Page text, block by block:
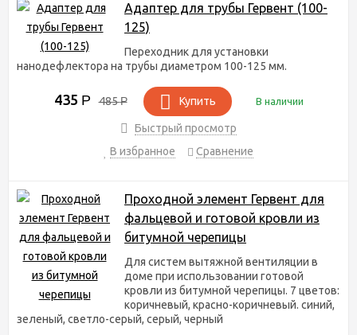
Адаптер для трубы Гервент (100-
125)
Переходник для установки
нанодефлектора на трубы диаметром 100-125 мм.
435 Р 485Р Купить В наличии
Быстрый просмотр
В избранное
Сравнение
Проходной элемент Гервент для
фальцевой и готовой кровли из
битумной черепицы
Для систем вытяжной вентиляции в
доме при использовании готовой
кровли из битумной черепицы. 7 цветов:
коричневый, красно-коричневый. синий,
зеленый, светло-серый, серый, черный